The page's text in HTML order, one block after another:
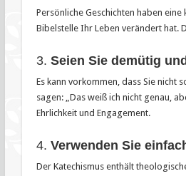
Persönliche Geschichten haben
Bibelstelle Ihr Leben verändert hat.
3. Seien Sie demütig
Es kann vorkommen, dass Sie nicht
sagen: „Das weiß ich nicht genau,
Ehrlichkeit und Engagement.
4. Verwenden Sie
Der Katechismus enthält